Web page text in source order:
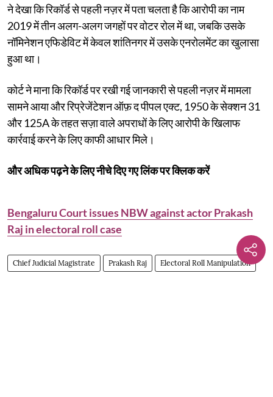
ने देखा कि रिकॉर्ड से पहली नज़र में पता चलता है कि आरोपी का नाम
2019 में तीन अलग-अलग जगहों पर वोटर रोल में था, जबकि उसके
नॉमिनेशन एफिडेविट में केवल शांतिनगर में उसके एनरोलमेंट का खुलासा
हुआ था।
कोर्ट ने माना कि रिकॉर्ड पर रखी गई जानकारी से पहली नज़र में मामला
सामने आया और रिप्रेजेंटेशन ऑफ़ द पीपल एक्ट, 1950 के सेक्शन 31
और 125A के तहत सज़ा वाले अपराधों के लिए आरोपी के खिलाफ
कार्रवाई करने के लिए काफी आधार मिले।
और अधिक पढ़ने के लिए नीचे दिए गए लिंक पर क्लिक करें
Bengaluru Court issues NBW against actor Prakash
Raj in electoral roll case
Chief Judicial Magistrate Prakash Raj Electoral Roll Manipulation